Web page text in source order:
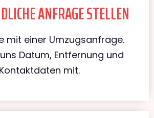
ANFRAGE STELLEN
mit einer Umzugsanfrage.
Datum, Entfernung und
Kontaktdaten mit.